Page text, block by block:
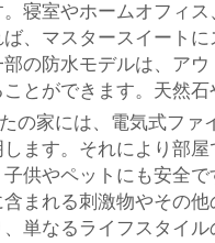
寝室やホームオフィ
ば、マスタースイート
の防水モデルは、ア
とができます。天然
の家には、電気式ファ
します。それにより部
子供やペットにも安全
含まれる刺激物やその
単なるライフスタイル